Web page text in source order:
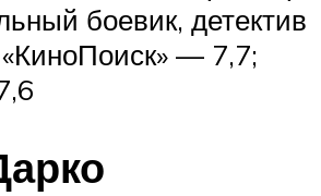
боевик, детектив
«КиноПоиск» — 7,7;